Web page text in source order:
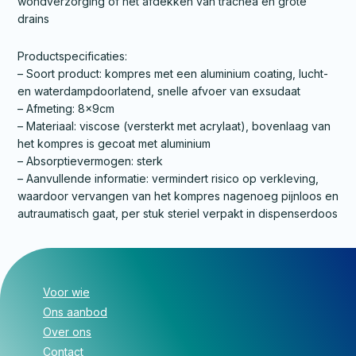
drains
Productspecificaties:
– Soort product: kompres met een aluminium coating, lucht-
en waterdampdoorlatend, snelle afvoer van exsudaat
– Afmeting: 8x9cm
– Materiaal: viscose (versterkt met acrylaat), bovenlaag van
het kompres is gecoat met aluminium
– Absorptievermogen: sterk
– Aanvullende informatie: vermindert risico op verkleving,
waardoor vervangen van het kompres nagenoeg pijnloos en
autraumatisch gaat, per stuk steriel verpakt in dispenserdoos
Voor wie
Ons aanbod
Over ons
Contact